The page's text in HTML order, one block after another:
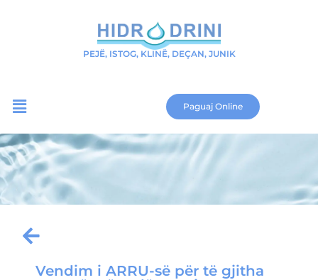
PEJË, ISTOG, KLINË, DEÇAN, JUNIK
Paguaj Online
Vendim i ARRU-së për të gjitha